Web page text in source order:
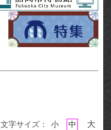
文字サイズ： 小 中 大